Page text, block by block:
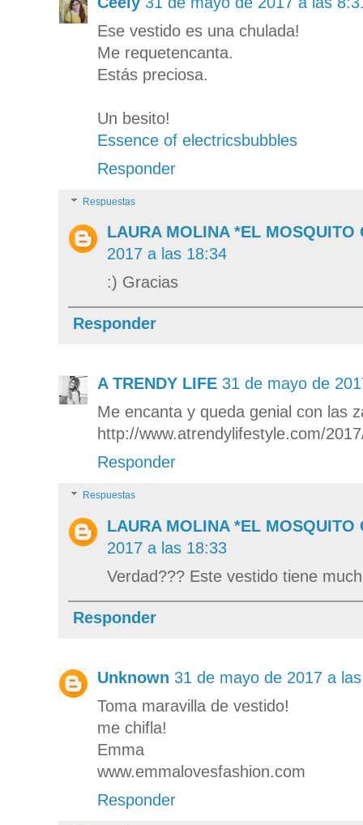
Ese vestido es una chulada!
Me requetencanta.
Estás preciosa.
Un besito!
Essence of electricsbubbles
Responder
Respuestas
LAURA MOLINA *EL MOSQUITO
2017 a las 18:34
:) Gracias
Responder
A TRENDY LIFE 31 de mayo de
Me encanta y queda genial con las
http://www.atrendylifestyle.com/
Responder
Respuestas
LAURA MOLINA *EL MOSQUITO
2017 a las 18:33
Verdad??? Este vestido tiene
Responder
Unknown 31 de mayo de 2017 a
Toma maravilla de vestido!
me chifla!
Emma
www.emmalovesfashion.com
Responder